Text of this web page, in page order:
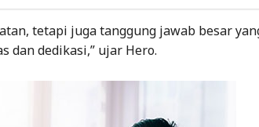
tetapi juga tanggung jawab besar
dan dedikasi,” ujar Hero.